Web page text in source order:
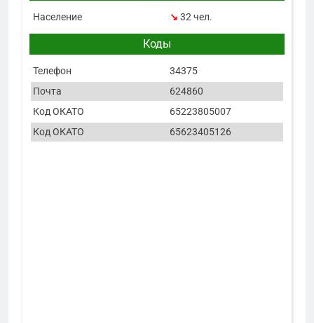
Население ↘ 32 чел.
Коды
Телефон
34375
Почта
624860
Код ОКАТО
65223805007
Код ОКАТО
65623405126